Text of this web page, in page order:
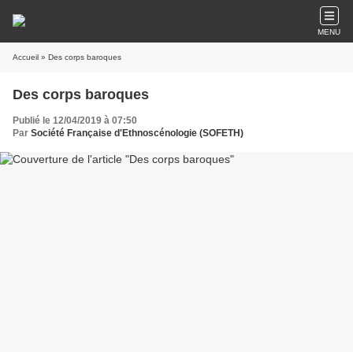
MENU
Accueil » Des corps baroques
Des corps baroques
Publié le 12/04/2019 à 07:50
Par Société Française d'Ethnoscénologie (SOFETH)